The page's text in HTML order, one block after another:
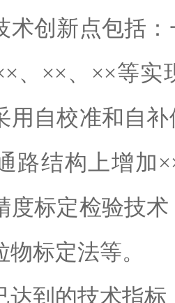
术创新点包括
、××、××等实
用自校准和自
路结构上增加
度标定检验技
标定法等。
到的技术指标